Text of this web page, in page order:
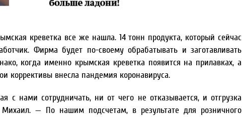
креветка все же нашла. 14 тонн продукта, который сейчас
Фирма будет по-своему обрабатывать и заготавливать
когда именно крымская креветка появится на прилавках, а
коррективы внесла пандемия коронавируса.
нами сотрудничать, ни от чего не отказывается, и отгрузка
— По нашим подсчетам, в результате для розничного